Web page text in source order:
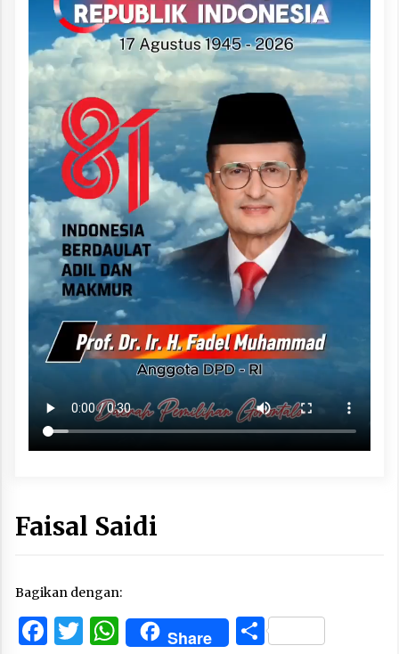
Faisal Saidi
Bagikan dengan:
Facebook
Twitter
WhatsApp
Share Share